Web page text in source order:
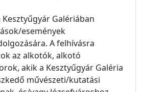
Galériában
események
A felhívásra
az alkotók, alkotó
akik a Kesztyűgyár Galéria
művészeti/kutatási